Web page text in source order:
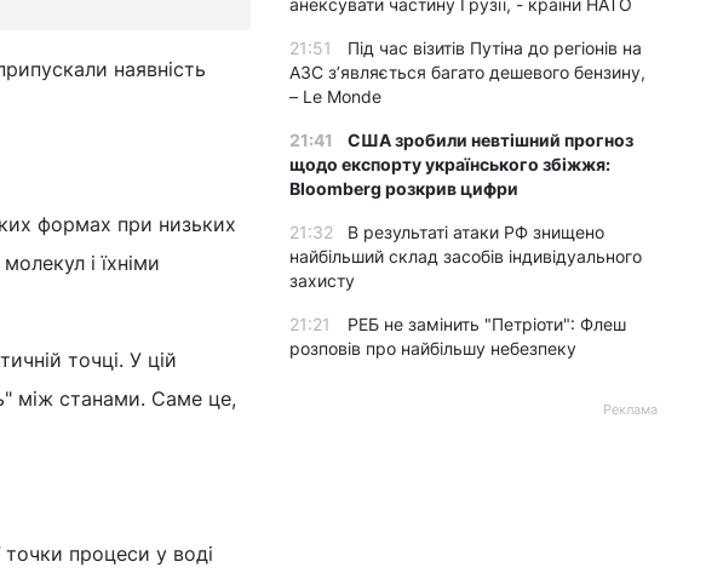
наявність
формах при низьких
і їхніми
точці. У цій
між станами. Саме це,
процеси у воді
анексувати частину Грузії, - країни НАТО
21:51
Під час візитів Путіна до регіонів на
АЗС з’являється багато дешевого бензину,
– Le Monde
21:41
США зробили невтішний прогноз
щодо експорту українського збіжжя:
Bloomberg розкрив цифри
21:32
В результаті атаки РФ знищено
найбільший склад засобів індивідуального
захисту
21:21
РЕБ не замінить "Петріоти": Флеш
розповів про найбільшу небезпеку
Реклама